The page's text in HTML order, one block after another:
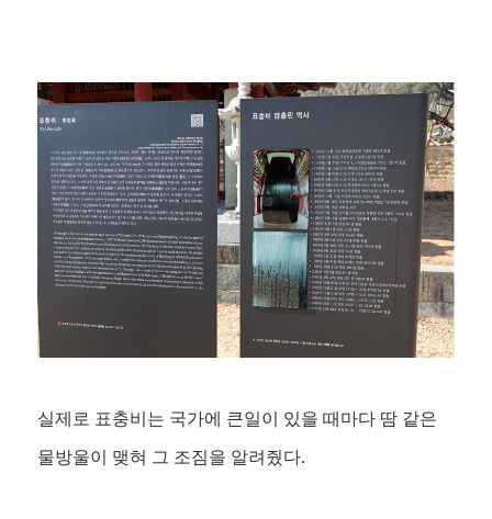
실제로 표충비는 국가에 큰일이 있을 때마다 땀 같은
물방울이 맺혀 그 조짐을 알려줬다.